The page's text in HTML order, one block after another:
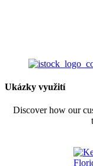
Ukázky využití
Discover how our